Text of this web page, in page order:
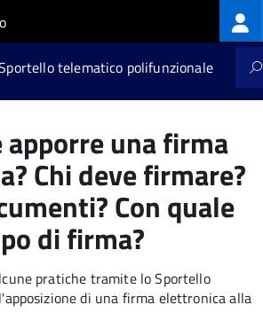
principale
telematico polifunzionale
apporre una firma
Chi deve firmare?
Con quale
di firma?
pratiche tramite lo Sportello
di una firma elettronica alla